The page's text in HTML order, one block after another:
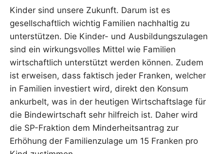
Kinder sind unsere Zukunft. Darum ist es
gesellschaftlich wichtig Familien nachhaltig zu
unterstützen. Die Kinder- und Ausbildungszulagen
sind ein wirkungsvolles Mittel wie Familien
wirtschaftlich unterstützt werden können. Zudem
ist erweisen, dass faktisch jeder Franken, welcher
in Familien investiert wird, direkt den Konsum
ankurbelt, was in der heutigen Wirtschaftslage für
die Bindewirtschaft sehr hilfreich ist. Daher wird
die SP-Fraktion dem Minderheitsantrag zur
Erhöhung der Familienzulage um 15 Franken pro